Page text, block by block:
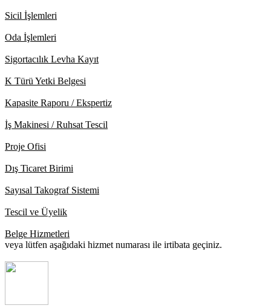
Sicil İşlemleri
Oda İşlemleri
Sigortacılık Levha Kayıt
K Türü Yetki Belgesi
Kapasite Raporu / Ekspertiz
İş Makinesi / Ruhsat Tescil
Proje Ofisi
Dış Ticaret Birimi
Sayısal Takograf Sistemi
Tescil ve Üyelik
Belge Hizmetleri
veya lütfen aşağıdaki hizmet numarası ile irtibata geçiniz.